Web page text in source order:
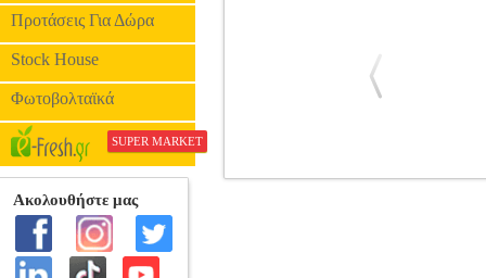
Προτάσεις Για Δώρα
Stock House
Φωτοβολταϊκά
SUPER MARKET